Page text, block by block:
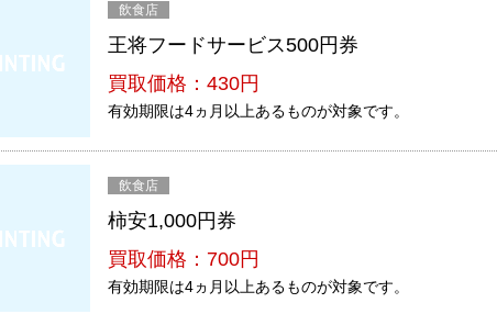
飲食店
王将フードサービス500円券
買取価格：430円
有効期限は4ヵ月以上あるものが対象です。
飲食店
柿安1,000円券
買取価格：700円
有効期限は4ヵ月以上あるものが対象です。